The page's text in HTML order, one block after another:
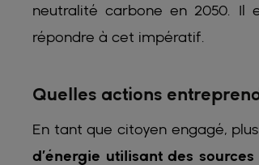
neutralité carbone en 2050. Il
répondre à cet impératif.
Quelles actions
En tant que citoyen engagé,
d’énergie utilisant des